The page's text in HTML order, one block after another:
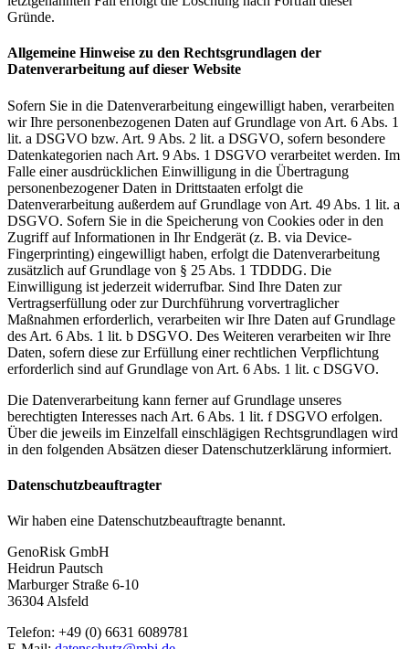
Gründe.
Allgemeine Hinweise zu den Rechtsgrundlagen der
Datenverarbeitung auf dieser Website
Sofern Sie in die Datenverarbeitung eingewilligt haben, verarbeiten
wir Ihre personenbezogenen Daten auf Grundlage von Art. 6 Abs. 1
lit. a DSGVO bzw. Art. 9 Abs. 2 lit. a DSGVO, sofern besondere
Datenkategorien nach Art. 9 Abs. 1 DSGVO verarbeitet werden. Im
Falle einer ausdrücklichen Einwilligung in die Übertragung
personenbezogener Daten in Drittstaaten erfolgt die
Datenverarbeitung außerdem auf Grundlage von Art. 49 Abs. 1 lit. a
DSGVO. Sofern Sie in die Speicherung von Cookies oder in den
Zugriff auf Informationen in Ihr Endgerät (z. B. via Device-
Fingerprinting) eingewilligt haben, erfolgt die Datenverarbeitung
zusätzlich auf Grundlage von § 25 Abs. 1 TDDDG. Die
Einwilligung ist jederzeit widerrufbar. Sind Ihre Daten zur
Vertragserfüllung oder zur Durchführung vorvertraglicher
Maßnahmen erforderlich, verarbeiten wir Ihre Daten auf Grundlage
des Art. 6 Abs. 1 lit. b DSGVO. Des Weiteren verarbeiten wir Ihre
Daten, sofern diese zur Erfüllung einer rechtlichen Verpflichtung
erforderlich sind auf Grundlage von Art. 6 Abs. 1 lit. c DSGVO.
Die Datenverarbeitung kann ferner auf Grundlage unseres
berechtigten Interesses nach Art. 6 Abs. 1 lit. f DSGVO erfolgen.
Über die jeweils im Einzelfall einschlägigen Rechtsgrundlagen wird
in den folgenden Absätzen dieser Datenschutzerklärung informiert.
Datenschutzbeauftragter
Wir haben eine Datenschutzbeauftragte benannt.
GenoRisk GmbH
Heidrun Pautsch
Marburger Straße 6-10
36304 Alsfeld
Telefon: +49 (0) 6631 6089781